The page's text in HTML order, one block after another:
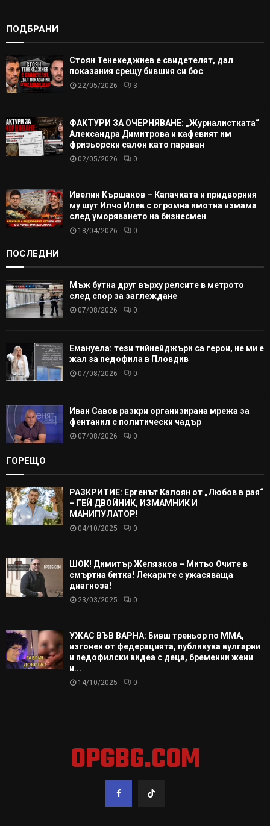
ПОДБРАНИ
Стоян Тенекеджиев е свидетелят, дал
показания срещу бившия си бос
22/05/2026 3
ФАКТУРИ ЗА ОЧЕРНЯВАНЕ: „Журналистката“
Александра Димитрова и кафевият им
фризьорски салон като параван
02/05/2026 0
Ивелин Кършаков – Капачката и придворния
му шут Илчо Илев с огромна имотна измама
след уморяването на бизнесмен
18/04/2026 0
ПОСЛЕДНИ
Мъж бутна друг върху релсите в метрото
след спор за заглеждане
07/08/2026 0
Емануела: тези тийнейджъри са герои, не ми е
жал за педофила в Пловдив
07/08/2026 0
Иван Савов разкри организирана мрежа за
фентанил с политически чадър
07/08/2026 0
ГОРЕЩО
РАЗКРИТИЕ: Ергенът Калоян от „Любов в рая“
– ГЕЙ ДВОЙНИК, ИЗМАМНИК И
МАНИПУЛАТОР!
04/10/2025 0
ШОК! Димитър Желязков – Митьо Очите в
смъртна битка! Лекарите с ужасяваща
диагноза!
23/03/2025 0
УЖАС ВЪВ ВАРНА: Бивш треньор по ММА,
изгонен от федерацията, публикува вулгарни
и педофилски видеа с деца, бременни жени
и...
14/10/2025 0
OPGBG.COM